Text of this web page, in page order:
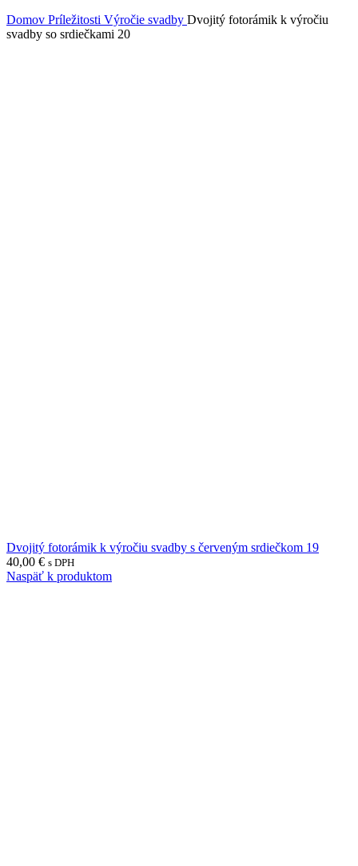
Domov Príležitosti Výročie svadby Dvojitý fotorámik k výročiu
svadby so srdiečkami 20
Dvojitý fotorámik k výročiu svadby s červeným srdiečkom 19
40,00 € s DPH
Naspäť k produktom